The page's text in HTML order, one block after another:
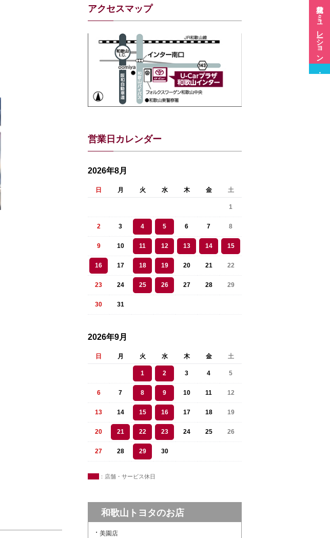
アクセスマップ
営業日カレンダー
2026年8月
日 月 火 水 木 金 土
1
2 3 4 5 6 7 8
9 10 11 12 13 14 15
16 17 18 19 20 21 22
23 24 25 26 27 28 29
30 31
2026年9月
日 月 火 水 木 金 土
1 2 3 4 5
6 7 8 9 10 11 12
13 14 15 16 17 18 19
20 21 22 23 24 25 26
27 28 29 30
：店舗・サービス休日
和歌山トヨタのお店
美園店
見積シミュレーション